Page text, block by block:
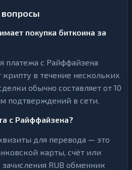
покупка биткоина за
платежа с Райффайзена
в течение нескольких
обычно составляет от 10
подтверждений в сети.
с Райффайзена?
для перевода — это
карты, счёт или
RUB обменник